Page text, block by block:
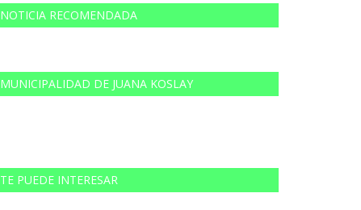
NOTICIA RECOMENDADA
MUNICIPALIDAD DE JUANA KOSLAY
TE PUEDE INTERESAR